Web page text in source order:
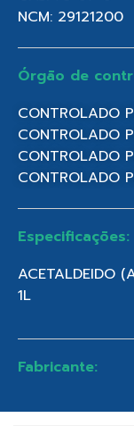
NCM: 29121200
Órgão de
CONTROLADO
CONTROLADO
CONTROLADO
CONTROLADO
Especificações:
ACETALDEIDO
1L
Fabricante: